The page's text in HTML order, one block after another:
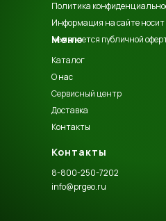
Политика
Информация на сайте носит
не является публичной
Меню
Каталог
О нас
Сервисный центр
Доставка
Контакты
Контакты
8-800-250-7202
info@prgeo.ru